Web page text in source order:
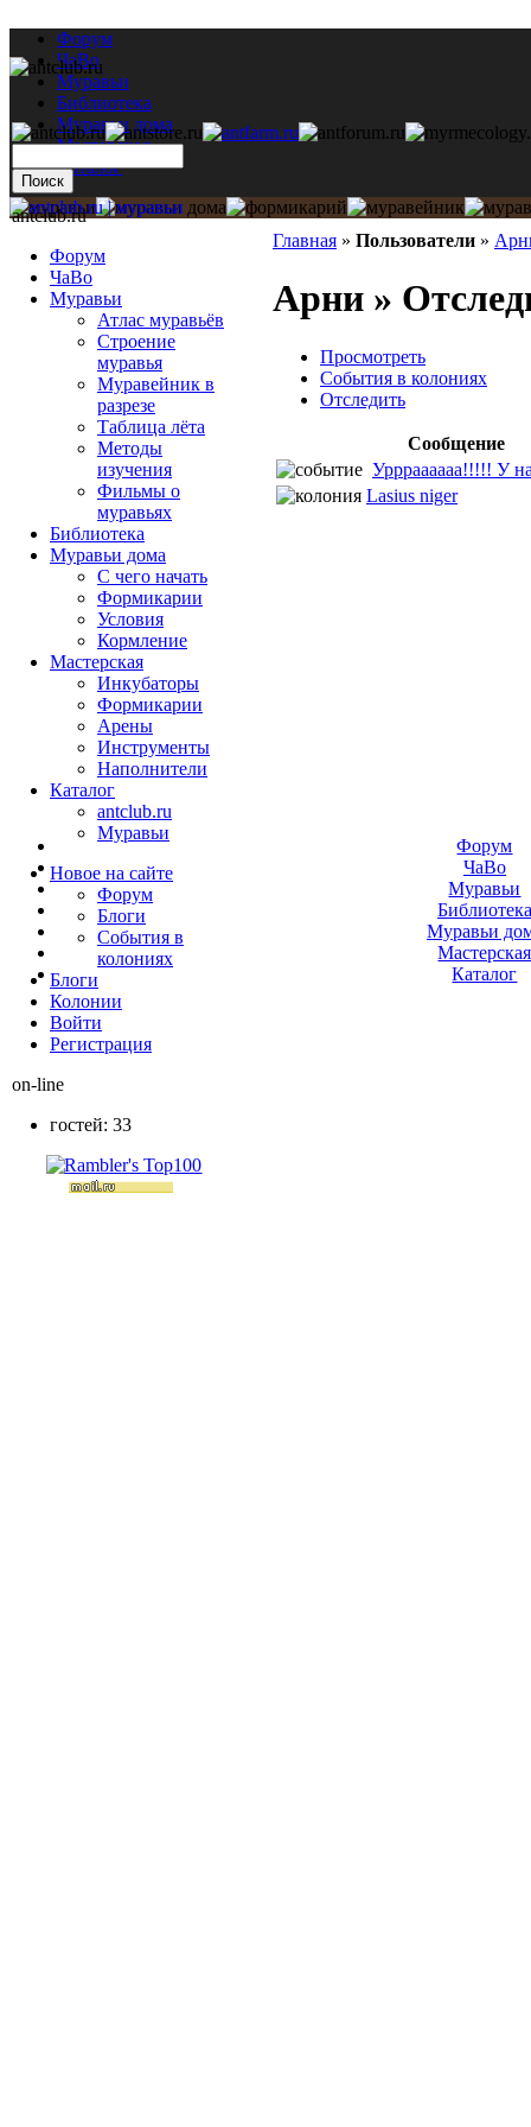
Форум
ЧаВо
Муравьи
Библиотека
Муравьи дома
Мастерская
Каталог
Главная » Пользователи »
Арни »
Просмотреть
События в колониях
Отследить
Сообщение
Уррраааааа!!!!! У
Lasius niger
antclub.ru
Форум
ЧаВо
Муравьи
Атлас муравьёв
Строение
муравья
Муравейник в
разрезе
Таблица лёта
Методы
изучения
Фильмы о
муравьях
Библиотека
Муравьи дома
С чего начать
Формикарии
Условия
Кормление
Мастерская
Инкубаторы
Формикарии
Арены
Инструменты
Наполнители
Каталог
antclub.ru
Муравьи
Новое на сайте
Форум
Блоги
События в
колониях
Блоги
Колонии
Войти
Peгиcтpaция
on-line
гостей: 33
Форум
ЧаВо
Муравьи
Библиотека
Муравьи
Мастерская
Каталог